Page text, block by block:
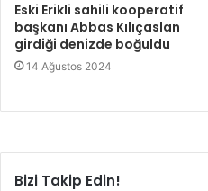
Eski Erikli sahili kooperatif
başkanı Abbas Kılıçaslan
girdiği denizde boğuldu
14 Ağustos 2024
Bizi Takip Edin!